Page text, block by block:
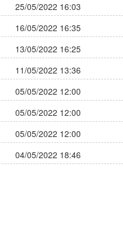
25/05/2022 16:03
16/05/2022 16:35
13/05/2022 16:25
11/05/2022 13:36
05/05/2022 12:00
05/05/2022 12:00
05/05/2022 12:00
04/05/2022 18:46